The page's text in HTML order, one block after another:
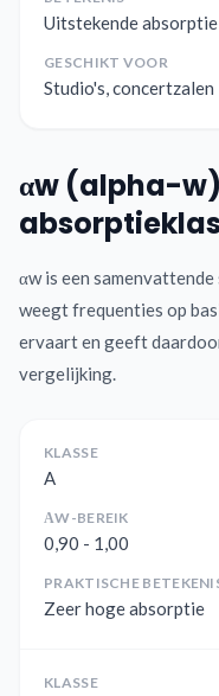
Uitstekende absorptie
GESCHIKT VOOR
Studio's, concertzalen
αw (alpha-w)
αw is een
weegt frequenties op
ervaart en geeft
vergelijking.
KLASSE
A
ΑW-BEREIK
0,90 - 1,00
PRAKTISCHE
Zeer hoge absorptie
KLASSE